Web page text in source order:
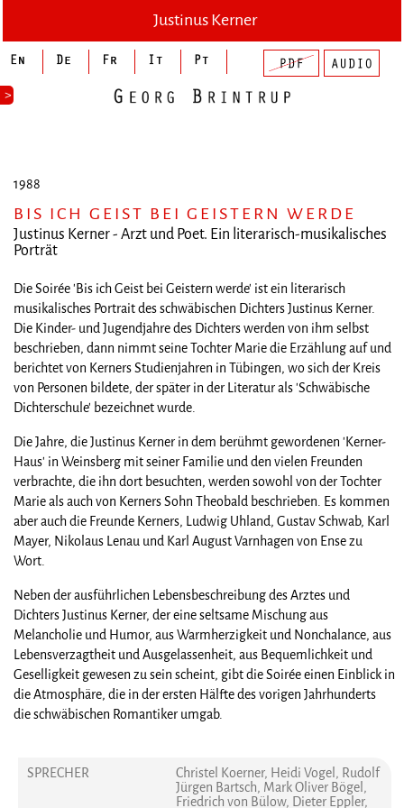
>
Justinus Kerner
1988
BIS ICH GEIST BEI GEISTERN WERDE
Justinus Kerner - Arzt und Poet. Ein literarisch-musikalisches
Porträt
Die Soirée 'Bis ich Geist bei Geistern werde' ist ein literarisch
musikalisches Portrait des schwäbischen Dichters Justinus Kerner.
Die Kinder- und Jugendjahre des Dichters werden von ihm selbst
beschrieben, dann nimmt seine Tochter Marie die Erzählung auf und
berichtet von Kerners Studienjahren in Tübingen, wo sich der Kreis
von Personen bildete, der später in der Literatur als 'Schwäbische
Dichterschule' bezeichnet wurde.
Die Jahre, die Justinus Kerner in dem berühmt gewordenen 'Kerner-
Haus' in Weinsberg mit seiner Familie und den vielen Freunden
verbrachte, die ihn dort besuchten, werden sowohl von der Tochter
Marie als auch von Kerners Sohn Theobald beschrieben. Es kommen
aber auch die Freunde Kerners, Ludwig Uhland, Gustav Schwab, Karl
Mayer, Nikolaus Lenau und Karl August Varnhagen von Ense zu
Wort.
Neben der ausführlichen Lebensbeschreibung des Arztes und
Dichters Justinus Kerner, der eine seltsame Mischung aus
Melancholie und Humor, aus Warmherzigkeit und Nonchalance, aus
Lebensverzagtheit und Ausgelassenheit, aus Bequemlichkeit und
Geselligkeit gewesen zu sein scheint, gibt die Soirée einen Einblick in
die Atmosphäre, die in der ersten Hälfte des vorigen Jahrhunderts
die schwäbischen Romantiker umgab.
SPRECHER
Christel Koerner, Heidi Vogel, Rudolf
Jürgen Bartsch, Mark Oliver Bögel,
Friedrich von Bülow, Dieter Eppler,